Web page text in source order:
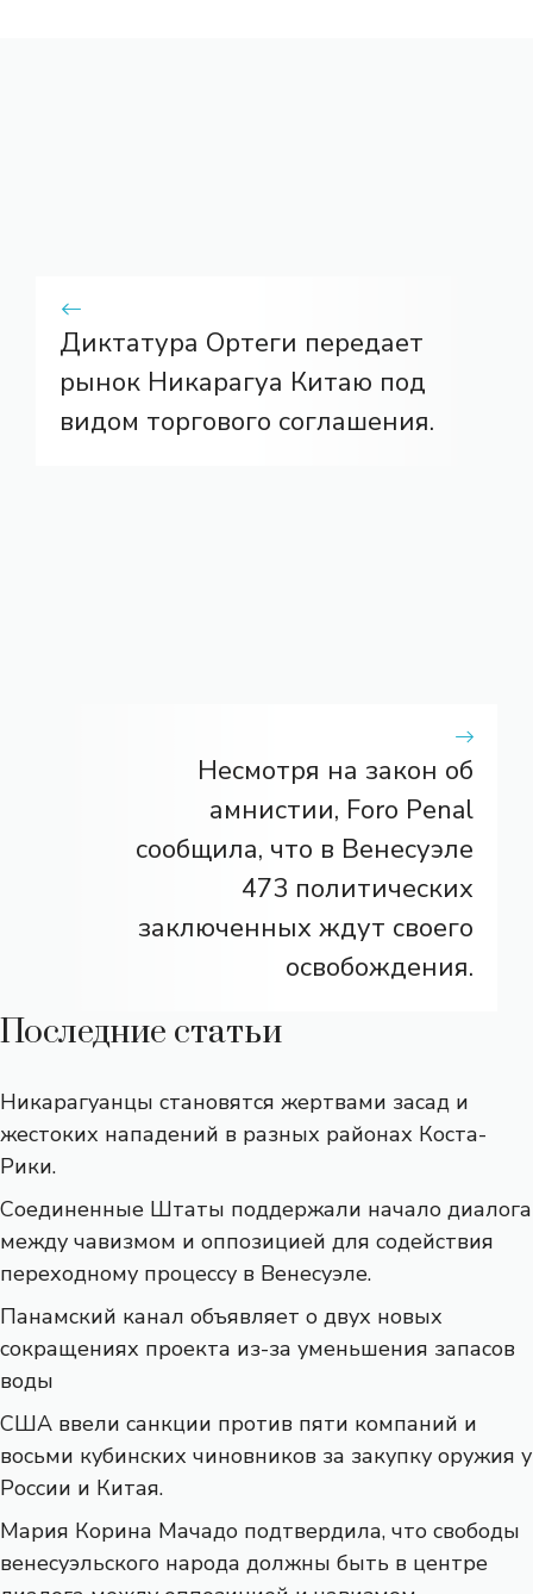
Диктатура Ортеги передает
рынок Никарагуа Китаю под
видом торгового соглашения.
Несмотря на закон об
амнистии, Foro Penal
сообщила, что в Венесуэле
473 политических
заключенных ждут своего
освобождения.
Последние статьи
Никарагуанцы становятся жертвами засад и
жестоких нападений в разных районах Коста-
Рики.
Соединенные Штаты поддержали начало диалога
между чавизмом и оппозицией для содействия
переходному процессу в Венесуэле.
Панамский канал объявляет о двух новых
сокращениях проекта из-за уменьшения запасов
воды
США ввели санкции против пяти компаний и
восьми кубинских чиновников за закупку оружия у
России и Китая.
Мария Корина Мачадо подтвердила, что свободы
венесуэльского народа должны быть в центре